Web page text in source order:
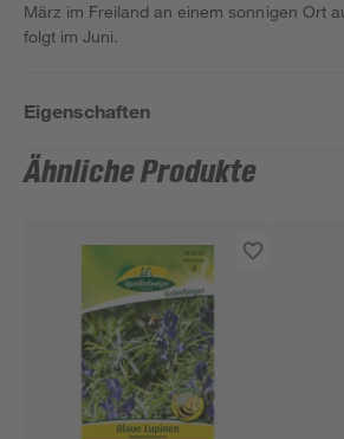
März im Freiland an einem sonnigen Ort
folgt im Juni.
Eigenschaften
Ähnliche Produkte